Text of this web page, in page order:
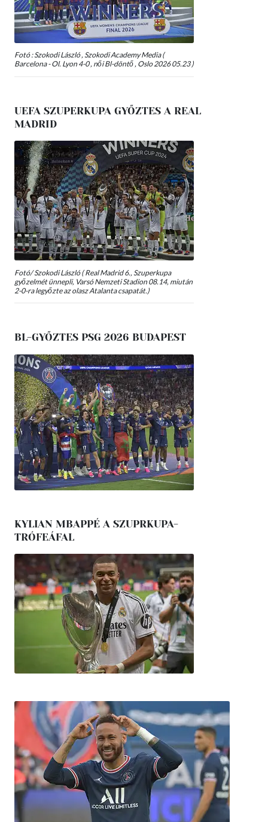
Fotó : Szokodi László , Szokodi Academy Media (
Barcelona - Ol. Lyon 4-0 , női Bl-döntő , Oslo 2026 05.23 )
UEFA SZUPERKUPA GYŐZTES A REAL
MADRID
Fotó/ Szokodi László ( Real Madrid 6., Szuperkupa
győzelmét ünnepli, Varsó Nemzeti Stadion 08.14, miután
2-0-ra legyőzte az olasz Atalanta csapatát.)
BL-GYŐZTES PSG 2026 BUDAPEST
KYLIAN MBAPPÉ A SZUPRKUPA-
TRÓFEÁFAL